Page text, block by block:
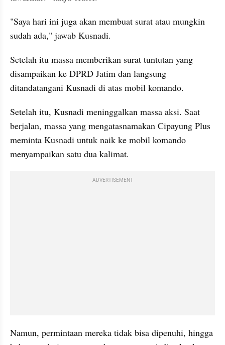
"Saya hari ini juga akan membuat surat atau mungkin
sudah ada," jawab Kusnadi.
Setelah itu massa memberikan surat tuntutan yang
disampaikan ke DPRD Jatim dan langsung
ditandatangani Kusnadi di atas mobil komando.
Setelah itu, Kusnadi meninggalkan massa aksi. Saat
berjalan, massa yang mengatasnamakan Cipayung Plus
meminta Kusnadi untuk naik ke mobil komando
menyampaikan satu dua kalimat.
ADVERTISEMENT
Namun, permintaan mereka tidak bisa dipenuhi, hingga